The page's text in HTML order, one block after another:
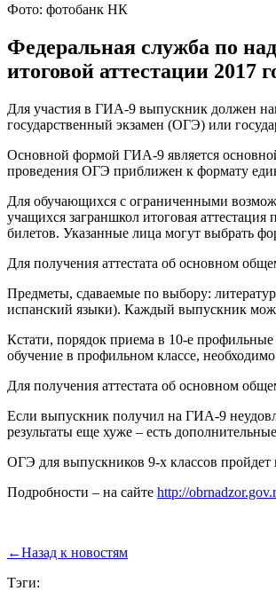
Фото: фотобанк НК
Федеральная служба по
итоговой аттестации 2017
Для участия в ГИА-9 выпускник должен
государственный экзамен (ОГЭ) или
Основной формой ГИА-9 является
проведения ОГЭ приближен к формату
Для обучающихся с ограниченными
учащихся заграншкол итоговая
билетов. Указанные лица могут выбрать
Для получения аттестата об основном
Предметы, сдаваемые по выбору:
испанский языки). Каждый выпускник
Кстати, порядок приема в 10-е
обучение в профильном классе,
Для получения аттестата об основном
Если выпускник получил на ГИА-9
результаты еще хуже – есть
ОГЭ для выпускников 9-х классов пройдет
Подробности – на сайте http://
←Назад к новостям
Тэги: